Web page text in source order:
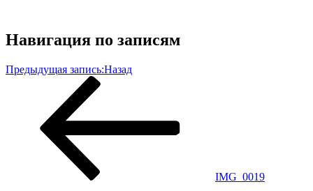
Навигация по записям
Предыдущая запись:Назад
IMG_0019